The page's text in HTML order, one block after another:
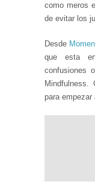
como meros
de evitar los
Desde
que esta
confusiones
para empezar